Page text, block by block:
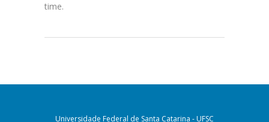
time.
Universidade Federal de Santa Catarina - UFSC